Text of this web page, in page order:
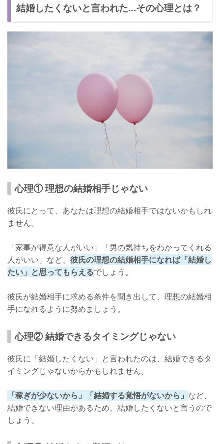
結婚したくないと言われた…その心理とは？
心理① 理想の結婚相手じゃない
彼氏にとって、あなたは理想の結婚相手ではないかもしれ
ません。
「家事が得意な人がいい」「男の気持ちをわかってくれる
人がいい」など、 彼氏の理想の結婚相手になれば「結婚し
たい」と思ってもらえるでしょう。
彼氏が結婚相手に求める条件を聞き出して、理想の結婚相
手になれるように努めましょう。
心理② 結婚できるタイミングじゃない
彼氏に「結婚したくない」と言われたのは、結婚できるタ
イミングじゃないからかもしれません。
「稼ぎが少ないから」「結婚する覚悟がないから」 など、
結婚できない理由があるため、結婚したくないと言うので
しょう。